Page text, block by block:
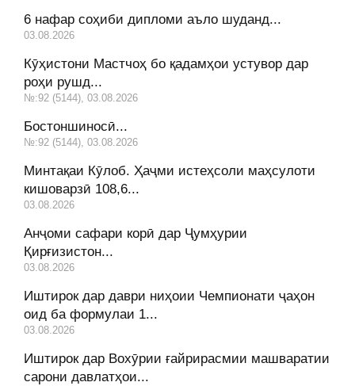
6 нафар соҳиби дипломи аъло шуданд...
03.08.2026
Кӯҳистони Мастчоҳ бо қадамҳои устувор дар
роҳи рушд...
№:92 (5144), 03.08.2026
Бостоншиносӣ...
№:92 (5144), 03.08.2026
Минтақаи Кӯлоб. Ҳаҷми истеҳсоли маҳсулоти
кишоварзӣ 108,6...
03.08.2026
Анҷоми сафари корӣ дар Ҷумҳурии
Қирғизистон...
03.08.2026
Иштирок дар даври ниҳоии Чемпионати ҷаҳон
оид ба формулаи 1...
03.08.2026
Иштирок дар Вохӯрии ғайрирасмии машваратии
сарони давлатҳои...